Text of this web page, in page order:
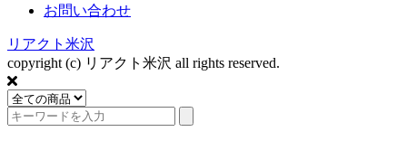
お問い合わせ
リアクト米沢
copyright (c) リアクト米沢 all rights reserved.